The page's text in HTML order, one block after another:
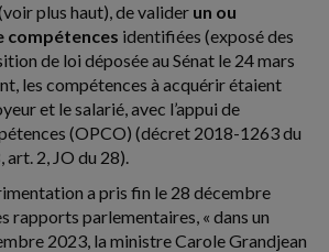
plus haut), de valider un ou
compétences identifiées (exposé des
de loi déposée au Sénat le 24 mars
les compétences à acquérir étaient
et le salarié, avec l’appui de
(OPCO) (décret 2018-1263 du
2, JO du 28).
a pris fin le 28 décembre
rapports parlementaires, « dans un
2023, la ministre Carole Grandjean